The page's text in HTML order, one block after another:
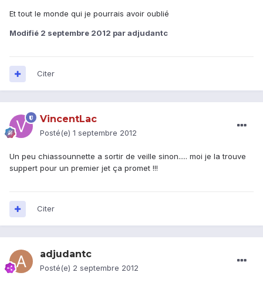
Et tout le monde qui je pourrais avoir oublié
Modifié 2 septembre 2012 par adjudantc
Citer
VincentLac
Posté(e) 1 septembre 2012
Un peu chiassounnette a sortir de veille sinon..... moi je la trouve
suppert pour un premier jet ça promet !!!
Citer
adjudantc
Posté(e) 2 septembre 2012